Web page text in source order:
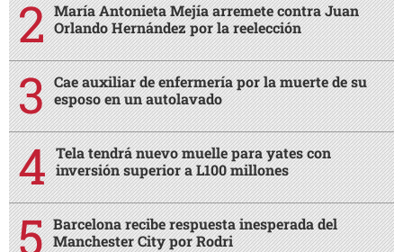
María Antonieta Mejía arremete contra Juan
Orlando Hernández por la reelección
Cae auxiliar de enfermería por la muerte de su
esposo en un autolavado
Tela tendrá nuevo muelle para yates con
inversión superior a L100 millones
Barcelona recibe respuesta inesperada del
Manchester City por Rodri